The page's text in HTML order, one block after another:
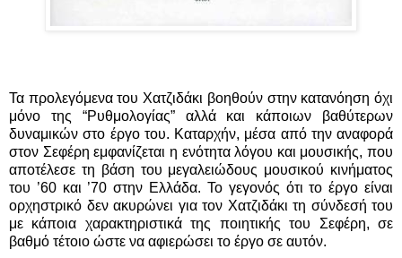
Τα προλεγόμενα του Χατζιδάκι βοηθούν στην κατανόηση όχι
μόνο της “Ρυθμολογίας” αλλά και κάποιων βαθύτερων
δυναμικών στο έργο του. Καταρχήν, μέσα από την αναφορά
στον Σεφέρη εμφανίζεται η ενότητα λόγου και μουσικής, που
αποτέλεσε τη βάση του μεγαλειώδους μουσικού κινήματος
του ’60 και ’70 στην Ελλάδα. Το γεγονός ότι το έργο είναι
ορχηστρικό δεν ακυρώνει για τον Χατζιδάκι τη σύνδεσή του
με κάποια χαρακτηριστικά της ποιητικής του Σεφέρη, σε
βαθμό τέτοιο ώστε να αφιερώσει το έργο σε αυτόν.